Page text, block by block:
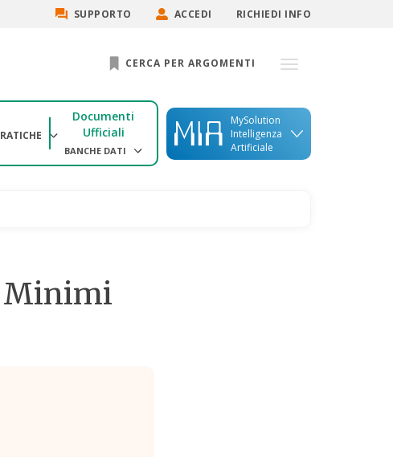
SUPPORTO ACCEDI RICHIEDI INFO
CERCA PER ARGOMENTI
Documenti
Ufficiali
BANCHE DATI
MySolution
Intelligenza
Artificiale
Minimi